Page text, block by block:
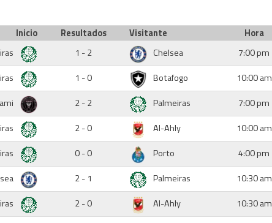
Inicio Resultados Visitante
Hora
1 - 2 Chelsea
7:00 pm
1 - 0 Botafogo
10:00 am
2 - 2 Palmeiras
7:00 pm
2 - 0 Al-Ahly
10:00 am
0 - 0 Porto
4:00 pm
2 - 1 Palmeiras
10:30 am
2 - 0 Al-Ahly 10:30 am